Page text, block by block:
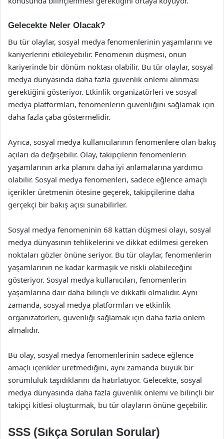
Gelecekte Neler Olacak?
Bu tür olaylar, sosyal medya fenomenlerinin yaşamlarını ve
kariyerlerini etkileyebilir. Fenomenin düşmesi, onun
kariyerinde bir dönüm noktası olabilir. Bu tür olaylar, sosyal
medya dünyasında daha fazla güvenlik önlemi alınması
gerektiğini gösteriyor. Etkinlik organizatörleri ve sosyal
medya platformları, fenomenlerin güvenliğini sağlamak için
daha fazla çaba göstermelidir.
Ayrıca, sosyal medya kullanıcılarının fenomenlere olan bakış
açıları da değişebilir. Olay, takipçilerin fenomenlerin
yaşamlarının arka planını daha iyi anlamalarına yardımcı
olabilir. Sosyal medya fenomenleri, sadece eğlence amaçlı
içerikler üretmenin ötesine geçerek, takipçilerine daha
gerçekçi bir bakış açısı sunabilirler.
Sosyal medya fenomeninin 68 kattan düşmesi olayı, sosyal
medya dünyasının tehlikelerini ve dikkat edilmesi gereken
noktaları gözler önüne seriyor. Bu tür olaylar, fenomenlerin
yaşamlarının ne kadar karmaşık ve riskli olabileceğini
gösteriyor. Sosyal medya kullanıcıları, fenomenlerin
yaşamlarına dair daha bilinçli ve dikkatli olmalıdır. Aynı
zamanda, sosyal medya platformları ve etkinlik
organizatörleri, güvenliği sağlamak için daha fazla önlem
almalıdır.
Bu olay, sosyal medya fenomenlerinin sadece eğlence
amaçlı içerikler üretmediğini, aynı zamanda büyük bir
sorumluluk taşıdıklarını da hatırlatıyor. Gelecekte, sosyal
medya dünyasında daha fazla güvenlik önlemi ve bilinçli bir
takipçi kitlesi oluşturmak, bu tür olayların önüne geçebilir.
SSS (Sıkça Sorulan Sorular)